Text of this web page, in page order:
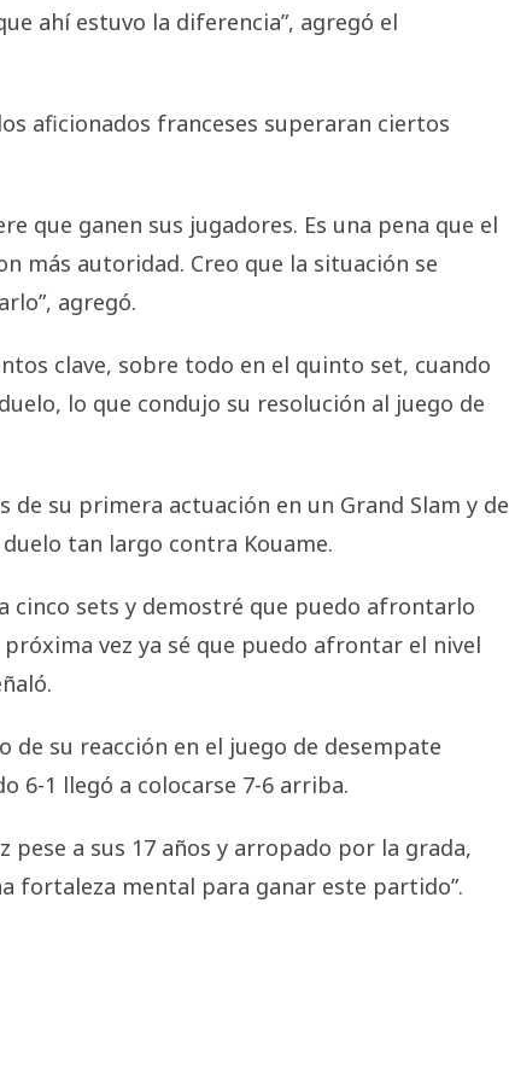
ahí estuvo la diferencia”, agregó el
aficionados franceses superaran ciertos
que ganen sus jugadores. Es una pena que el
más autoridad. Creo que la situación se
agregó.
clave, sobre todo en el quinto set, cuando
lo que condujo su resolución al juego de
de su primera actuación en un Grand Slam y de
tan largo contra Kouame.
cinco sets y demostré que puedo afrontarlo
vez ya sé que puedo afrontar el nivel
su reacción en el juego de desempate
6-1 llegó a colocarse 7-6 arriba.
a sus 17 años y arropado por la grada,
fortaleza mental para ganar este partido”.